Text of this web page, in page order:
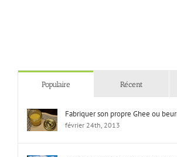
Populaire Récent
Fabriquer son propre Ghee ou
février 24th, 2013